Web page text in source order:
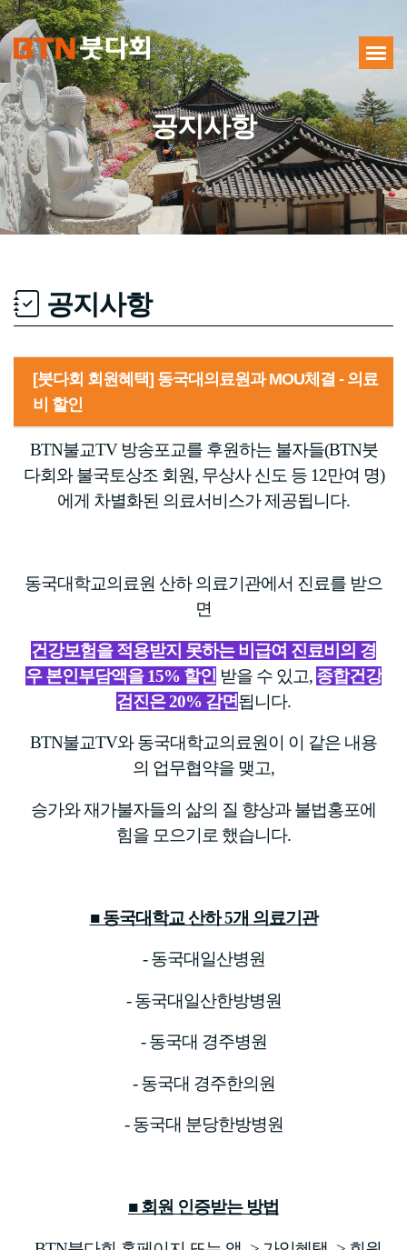
공지사항
공지사항
[붓다회 회원혜택] 동국대의료원과 MOU체결 - 의료
비 할인
BTN불교TV 방송포교를 후원하는 불자들(BTN붓
다회와 불국토상조 회원, 무상사 신도 등 12만여 명)
에게 차별화된 의료서비스가 제공됩니다.
동국대학교의료원 산하 의료기관에서 진료를 받으
면
건강보험을 적용받지 못하는 비급여 진료비의 경
우 본인부담액을 15% 할인 받을 수 있고, 종합건강
검진은 20% 감면됩니다.
BTN불교TV와 동국대학​교의료원이 이 같은 내용
의 업무협약을 맺고,
승가와 재가불자들의 삶의 질 향상과 불법홍포에
힘을 모으기로 했습니다.
■ 동국대학교 산하 5개 의료기관
- 동국대일산병원
- 동국대일산한방병원
- 동국대 경주병원
- 동국대 경주한의원
- 동국대 분당한방병원
■ 회원 인증받는 방법